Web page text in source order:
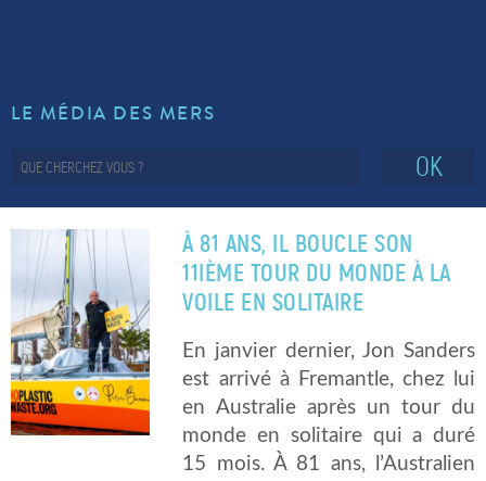
LE MÉDIA DES MERS
OK
À 81 ANS, IL BOUCLE SON
11IÈME TOUR DU MONDE À LA
VOILE EN SOLITAIRE
En janvier dernier, Jon Sanders
est arrivé à Fremantle, chez lui
en Australie après un tour du
monde en solitaire qui a duré
15 mois. À 81 ans, l’Australien